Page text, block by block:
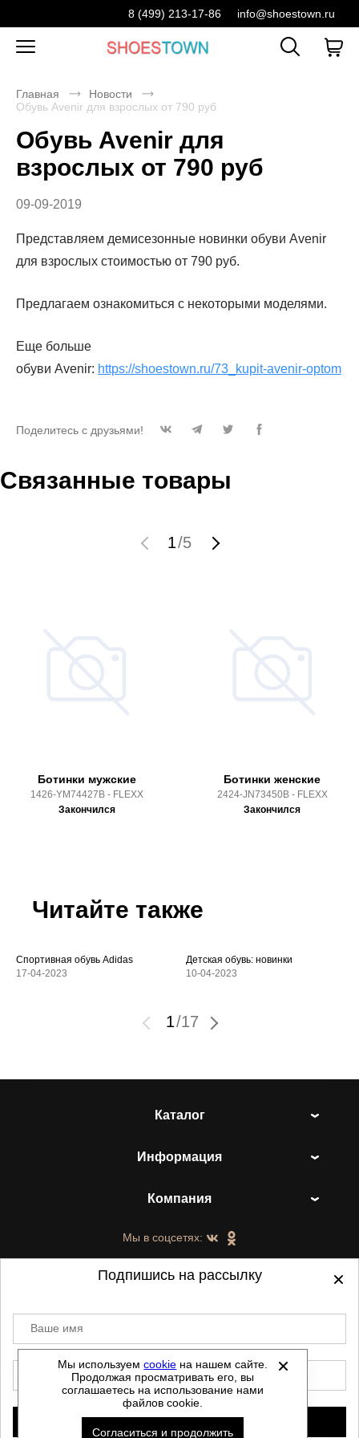
8 (499) 213-17-86 info@shoestown.ru
Главная
Новости
Обувь Avenir для взрослых от 790 руб
Обувь Avenir для
взрослых от 790 руб
09-09-2019
Представляем демисезонные новинки обуви Avenir
для взрослых стоимостью от 790 руб.
Предлагаем ознакомиться с некоторыми моделями.
Еще больше
обуви Avenir: https://shoestown.ru/73_kupit-avenir-optom
Поделитесь с друзьями!
Связанные товары
1/5
Ботинки мужские
1426-YM74427B - FLEXX
Закончился
Ботинки женские
2424-JN73450B - FLEXX
Закончился
Читайте также
Спортивная обувь Adidas
17-04-2023
Детская обувь: новинки
10-04-2023
1/17
Каталог
Информация
Компания
Мы в соцсетях:
©2021-2026 - ShoesTown.ru - все права
защищены.
Данный сайт не является интернет магазином и
не является публичной офертой.
Политика обработки персональных данных
Мы используемcookie на нашем сайте.
Продолжая просматривать его, вы
соглашаетесь на использование нами
файлов cookie.
Согласиться и продолжить
Подпишись на рассылку
Ваше имя